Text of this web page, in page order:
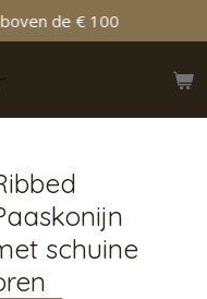
de € 100
schuine